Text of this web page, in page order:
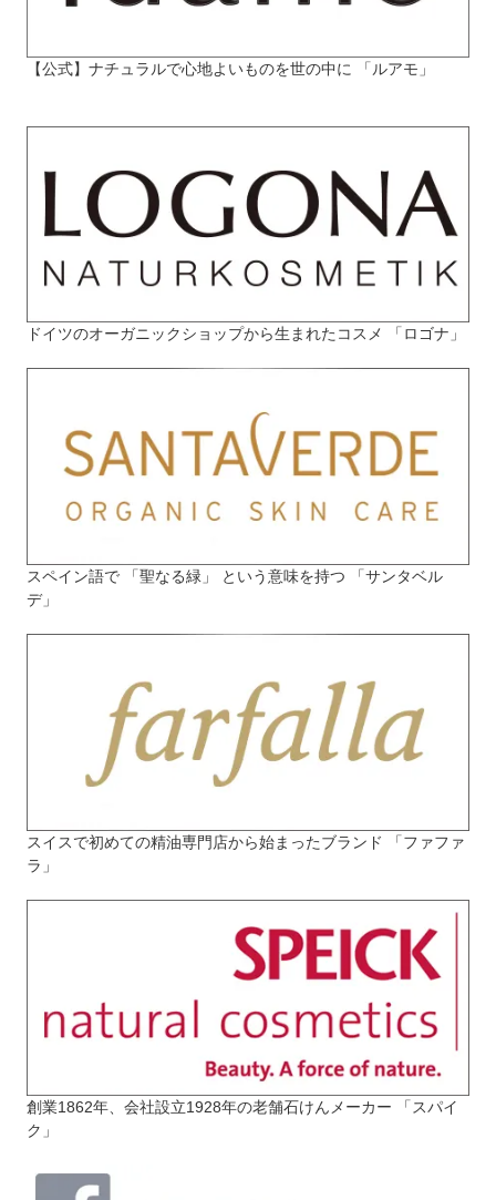
【公式】ナチュラルで心地よいものを世の中に 「ルアモ」
ドイツのオーガニックショップから生まれたコスメ 「ロゴナ」
スペイン語で 「聖なる緑」 という意味を持つ 「サンタベル
デ」
スイスで初めての精油専門店から始まったブランド 「ファファ
ラ」
創業1862年、会社設立1928年の老舗石けんメーカー 「スパイ
ク」